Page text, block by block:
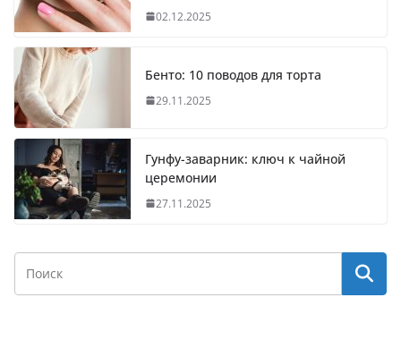
02.12.2025
Бенто: 10 поводов для торта
29.11.2025
Гунфу-заварник: ключ к чайной
церемонии
27.11.2025